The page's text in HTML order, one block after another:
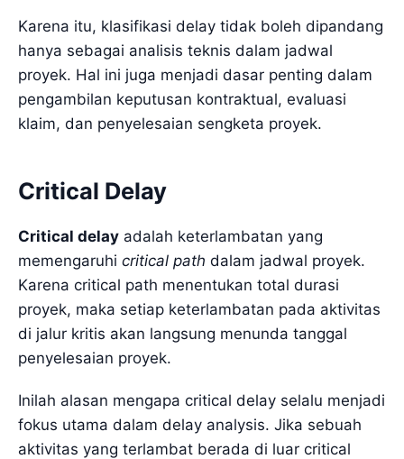
Karena itu, klasifikasi delay tidak boleh dipandang
hanya sebagai analisis teknis dalam jadwal
proyek. Hal ini juga menjadi dasar penting dalam
pengambilan keputusan kontraktual, evaluasi
klaim, dan penyelesaian sengketa proyek.
Critical Delay
Critical delay adalah keterlambatan yang
memengaruhi critical path dalam jadwal proyek.
Karena critical path menentukan total durasi
proyek, maka setiap keterlambatan pada aktivitas
di jalur kritis akan langsung menunda tanggal
penyelesaian proyek.
Inilah alasan mengapa critical delay selalu menjadi
fokus utama dalam delay analysis. Jika sebuah
aktivitas yang terlambat berada di luar critical